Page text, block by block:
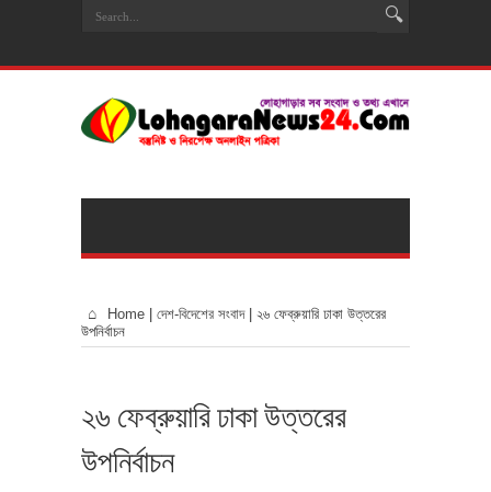
Home দেশ-বিদেশের সংবাদ
২৬ ফেব্রুয়ারি ঢাকা উত্তরের
উপনির্বাচন
২৬ ফেব্রুয়ারি ঢাকা উত্তরের
উপনির্বাচন